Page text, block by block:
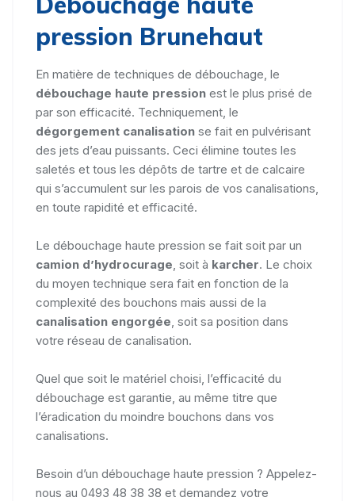
pression Brunehaut
En matière de techniques de débouchage, le
débouchage haute pression est le plus prisé de
par son efficacité. Techniquement, le
dégorgement canalisation se fait en pulvérisant
des jets d’eau puissants. Ceci élimine toutes les
saletés et tous les dépôts de tartre et de calcaire
qui s’accumulent sur les parois de vos canalisations,
en toute rapidité et efficacité.
Le débouchage haute pression se fait soit par un
camion d’hydrocurage , soit à karcher. Le choix
du moyen technique sera fait en fonction de la
complexité des bouchons mais aussi de la
canalisation engorgée , soit sa position dans
votre réseau de canalisation.
Quel que soit le matériel choisi, l’efficacité du
débouchage est garantie, au même titre que
l’éradication du moindre bouchons dans vos
canalisations.
Besoin d’un débouchage haute pression ? Appelez-
nous au 0493 48 38 38 et demandez votre